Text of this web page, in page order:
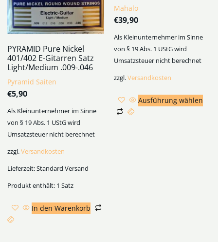
PYRAMID Pure Nickel
401/402 E-Gitarren Satz
Light/Medium .009-.046
Pyramid Saiten
€5,90
Als Kleinunternehmer im Sinne
von § 19 Abs. 1 UStG wird
Umsatzsteuer nicht berechnet
zzgl.Versandkosten
Lieferzeit:Standard Versand
Produkt enthält: 1 Satz
In den Warenkorb
Mahalo
€39,90
Als Kleinunternehmer im Sinne
von § 19 Abs. 1 UStG wird
Umsatzsteuer nicht berechnet
zzgl.Versandkosten
Ausführung wählen